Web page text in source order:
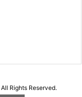
All Rights Reserved.